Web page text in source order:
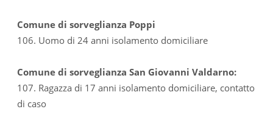
Comune di sorveglianza Poppi
106. Uomo di 24 anni isolamento domiciliare
Comune di sorveglianza San Giovanni Valdarno:
107. Ragazza di 17 anni isolamento domiciliare, contatto
di caso